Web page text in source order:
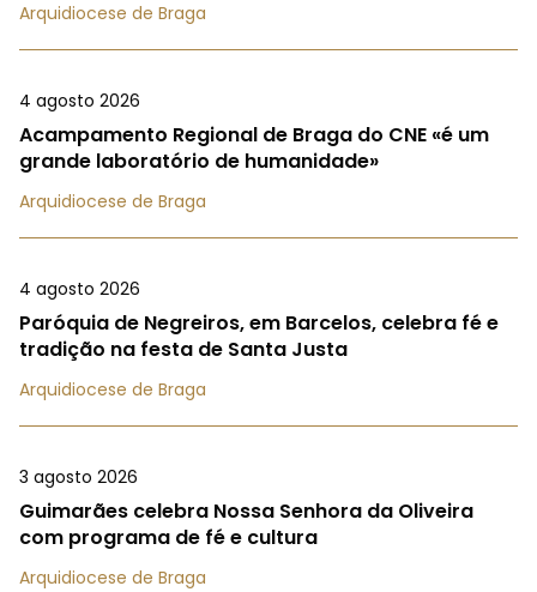
Arquidiocese de Braga
4 agosto 2026
Acampamento Regional de Braga do CNE «é um
grande laboratório de humanidade»
Arquidiocese de Braga
4 agosto 2026
Paróquia de Negreiros, em Barcelos, celebra fé e
tradição na festa de Santa Justa
Arquidiocese de Braga
3 agosto 2026
Guimarães celebra Nossa Senhora da Oliveira
com programa de fé e cultura
Arquidiocese de Braga